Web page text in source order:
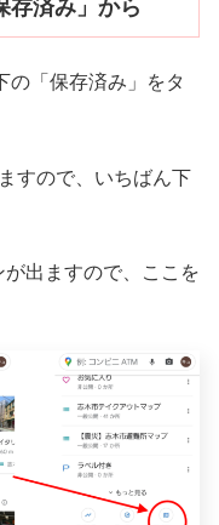
存済み」から
の「保存済み」をタ
すので、いちばん下
出ますので、ここを